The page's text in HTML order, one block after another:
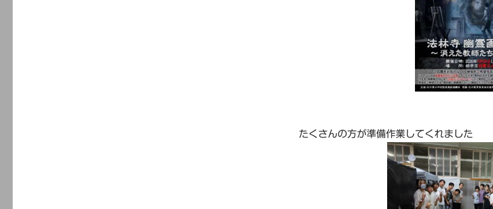
たくさんの方が準備作業してくれました